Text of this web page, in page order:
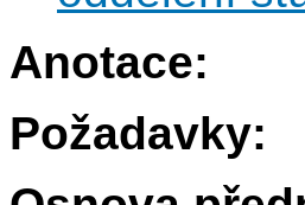
Anotace:
Požadavky: